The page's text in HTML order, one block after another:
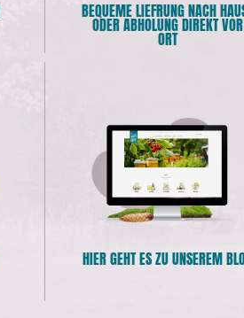
BEQUEME LIEFRUNG NACH
ODER ABHOLUNG DIREKT VOR
ORT
HIER GEHT ES ZU UNSEREM